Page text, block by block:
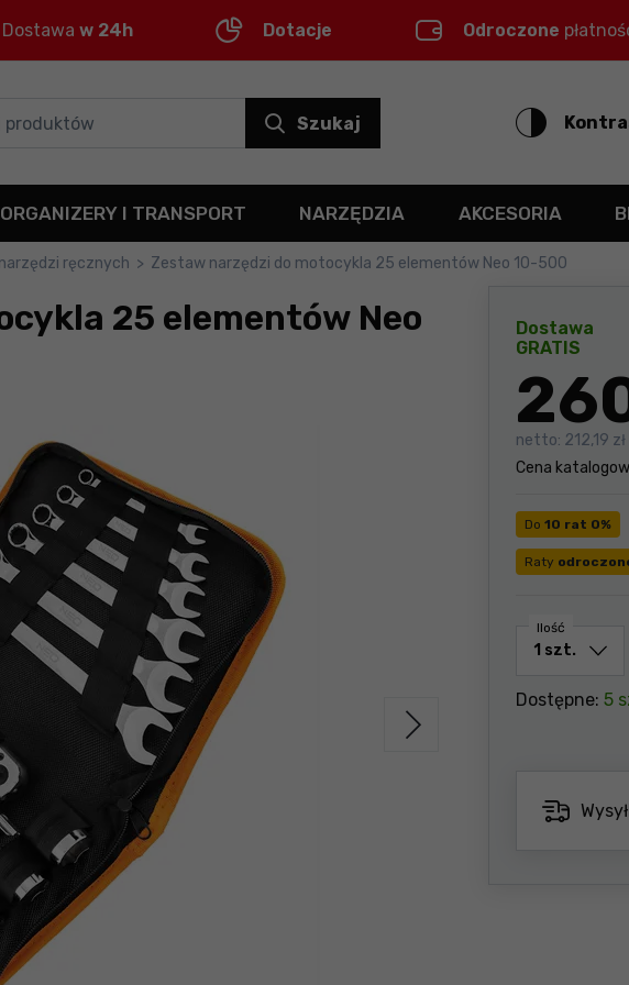
Dostawa w 24h Dotacje Odroczone
Szukaj
ORGANIZERY I TRANSPORT NARZĘDZIA AKCESORIA
ręcznych > Zestaw narzędzi do motocykla 25 elementów Neo 10-500
25 elementów Neo
Dostawa
GRATIS
netto: 212,19 zł
Cena
Do 10 rat 0%
Raty
Ilość
Dostępne: 5